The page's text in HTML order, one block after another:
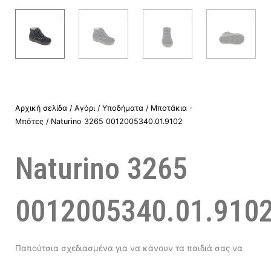
Αρχική σελίδα / Αγόρι / Υποδήματα / Μποτάκια -
Μπότες / Naturino 3265 0012005340.01.9102
Naturino 3265
Παπούτσια σχεδιασμένα για να κάνουν τα παιδιά σας να